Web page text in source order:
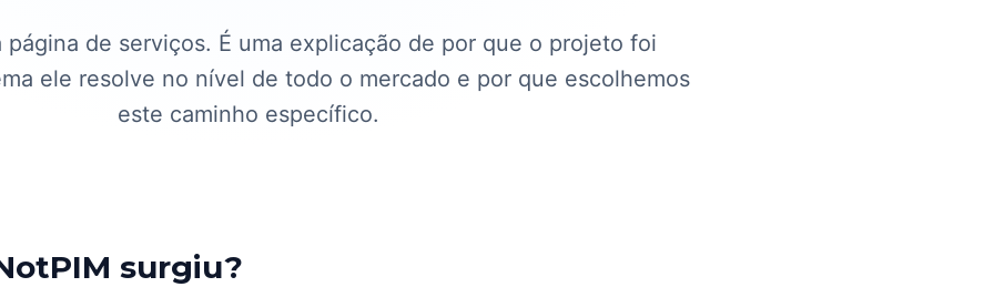
página de serviços. É uma explicação de por que o projeto foi
ele resolve no nível de todo o mercado e por que escolhemos
este caminho específico.
surgiu?